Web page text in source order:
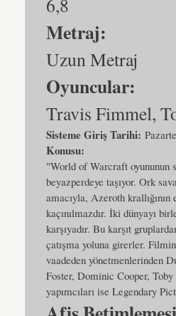
6,8
Metraj:
Uzun Metraj
Oyuncular:
Travis Fimmel,
Sisteme Giriş Tarihi:
Konusu:
"World of Warcraft oyununun
beyazperdeye taşıyor. Ork
amacıyla, Azeroth
kaçınılmazdır. İki dünyayı
karşıyadır. Bu karşıt
çatışma yoluna girerler.
vaadeden yönetmenlerinden
Foster, Dominic Cooper,
yapımcıları ise Legendary